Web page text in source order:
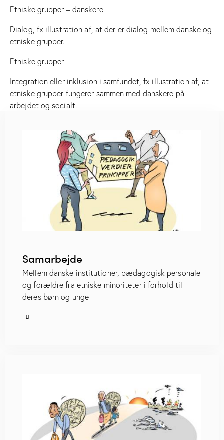
Etniske grupper – danskere
Dialog, fx illustration af, at der er dialog mellem danske og
etniske grupper.
Etniske grupper
Integration eller inklusion i samfundet, fx illustration af, at
etniske grupper fungerer sammen med danskere på
arbejdet og socialt.
Samarbejde
Mellem danske institutioner, pædagogisk personale
og forældre fra etniske minoriteter i forhold til
deres børn og unge